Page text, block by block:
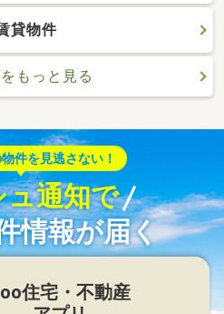
貸物件
をもっと見る
件を見逃さない！
通知で
情報が届く
住宅・不動産